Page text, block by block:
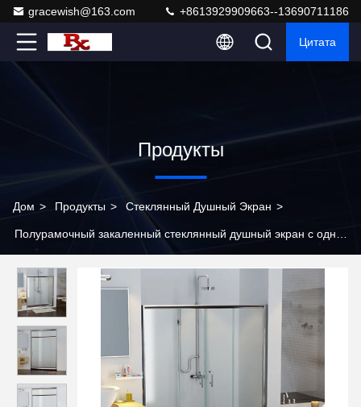
gracewish@163.com +8613929909663--13690711186
Цитата
Продукты
Дом > Продукты > Стеклянный Душный Экран >
Полурамочный закаленный стеклянный душный экран с одной